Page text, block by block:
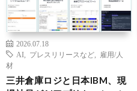
2026.07.18
AI
プレスリリースなど
雇用/人
材
三井倉庫ロジと日本IBM、現